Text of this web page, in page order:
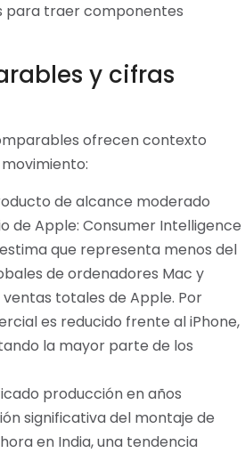
para traer componentes
y cifras
ofrecen contexto
de alcance moderado
de Apple: Consumer Intelligence
que representa menos del
de ordenadores Mac y
ventas totales de Apple. Por
es reducido frente al iPhone,
la mayor parte de los
producción en años
significativa del montaje de
en India, una tendencia